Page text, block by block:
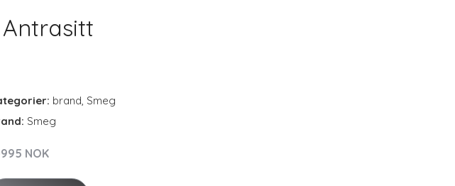
brand, Smeg
Smeg
NOK